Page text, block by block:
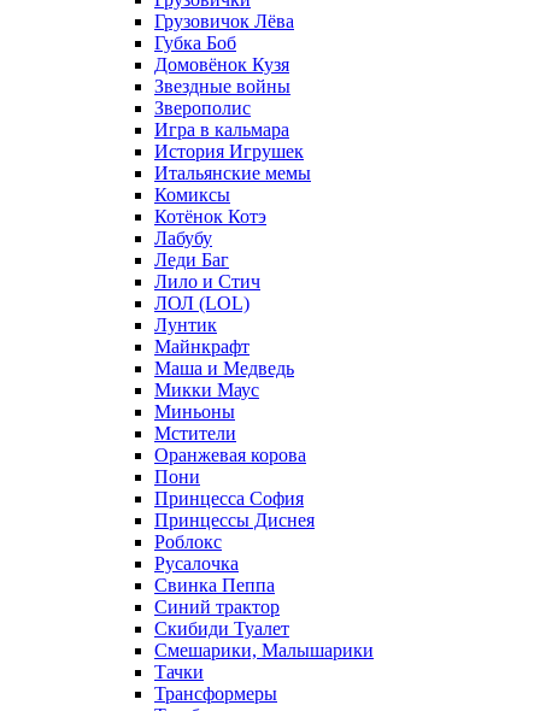
Грузовичок Лёва
Губка Боб
Домовёнок Кузя
Звездные войны
Зверополис
Игра в кальмара
История Игрушек
Итальянские мемы
Комиксы
Котёнок Котэ
Лабубу
Леди Баг
Лило и Стич
ЛОЛ (LOL)
Лунтик
Майнкрафт
Маша и Медведь
Микки Маус
Миньоны
Мстители
Оранжевая корова
Пони
Принцесса София
Принцессы Диснея
Роблокс
Русалочка
Свинка Пеппа
Синий трактор
Скибиди Туалет
Смешарики, Малышарики
Тачки
Трансформеры